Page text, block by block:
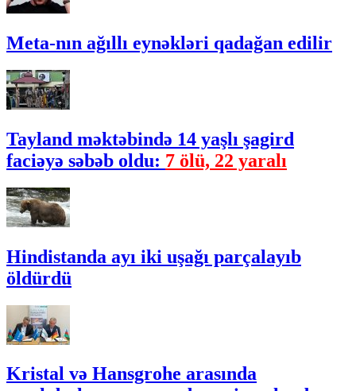
Meta-nın ağıllı eynəkləri qadağan edilir
Tayland məktəbində 14 yaşlı şagird
faciəyə səbəb oldu: 7 ölü, 22 yaralı
Hindistanda ayı iki uşağı parçalayıb
öldürdü
Kristal və Hansgrohe arasında